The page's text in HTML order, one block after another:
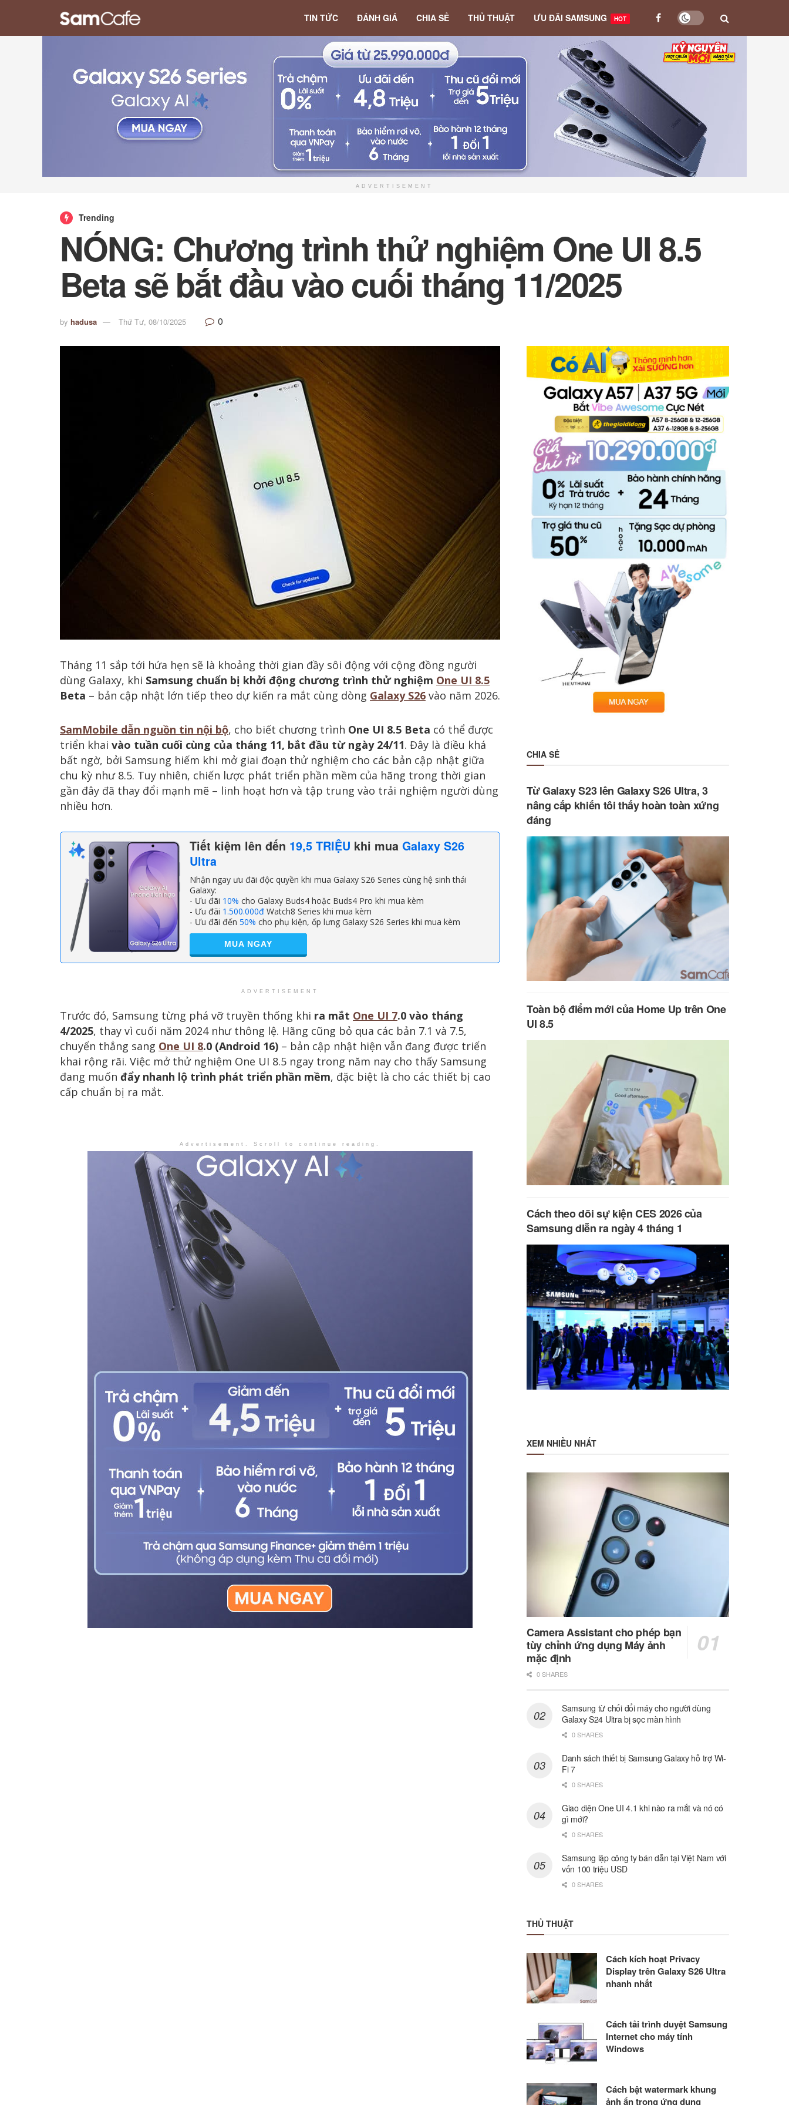
TIN TỨC ĐÁNH GIÁ CHIA SẺ THỦ THUẬT ƯU ĐÃI SAMSUNG HOT
ADVERTISEMENT
Trending
NÓNG: Chương trình thử nghiệm One UI 8.5
Beta sẽ bắt đầu vào cuối tháng 11/2025
by hadusa Thứ Tư, 08/10/2025 0
Tháng 11 sắp tới hứa hẹn sẽ là khoảng thời gian đầy sôi động với cộng đồng người
dùng Galaxy, khi Samsung chuẩn bị khởi động chương trình thử nghiệm One UI 8.5
Beta – bản cập nhật lớn tiếp theo dự kiến ra mắt cùng dòng Galaxy S26 vào năm 2026.
SamMobile dẫn nguồn tin nội bộ, cho biết chương trình One UI 8.5 Beta có thể được
triển khai vào tuần cuối cùng của tháng 11, bắt đầu từ ngày 24/11. Đây là điều khá
bất ngờ, bởi Samsung hiếm khi mở giai đoạn thử nghiệm cho các bản cập nhật giữa
chu kỳ như 8.5. Tuy nhiên, chiến lược phát triển phần mềm của hãng trong thời gian
gần đây đã thay đổi mạnh mẽ – linh hoạt hơn và tập trung vào trải nghiệm người dùng
nhiều hơn.
Tiết kiệm lên đến 19,5 TRIỆU khi mua Galaxy S26
Ultra
Nhận ngay ưu đãi độc quyền khi mua Galaxy S26 Series cùng hệ sinh thái
Galaxy:
- Ưu đãi 10% cho Galaxy Buds4 hoặc Buds4 Pro khi mua kèm
- Ưu đãi 1.500.000đ Watch8 Series khi mua kèm
- Ưu đãi đến 50% cho phụ kiện, ốp lưng Galaxy S26 Series khi mua kèm
MUA NGAY
ADVERTISEMENT
Trước đó, Samsung từng phá vỡ truyền thống khi ra mắt One UI 7.0 vào tháng
4/2025, thay vì cuối năm 2024 như thông lệ. Hãng cũng bỏ qua các bản 7.1 và 7.5,
chuyển thẳng sang One UI 8.0 (Android 16) – bản cập nhật hiện vẫn đang được triển
khai rộng rãi. Việc mở thử nghiệm One UI 8.5 ngay trong năm nay cho thấy Samsung
đang muốn đẩy nhanh lộ trình phát triển phần mềm, đặc biệt là cho các thiết bị cao
cấp chuẩn bị ra mắt.
Advertisement. Scroll to continue reading.
CHIA SẺ
Từ Galaxy S23 lên Galaxy S26 Ultra, 3
nâng cấp khiến tôi thấy hoàn toàn xứng
đáng
Toàn bộ điểm mới của Home Up trên One
UI 8.5
Cách theo dõi sự kiện CES 2026 của
Samsung diễn ra ngày 4 tháng 1
XEM NHIỀU NHẤT
Camera Assistant cho phép bạn
tùy chỉnh ứng dụng Máy ảnh
mặc định
0 SHARES
Samsung từ chối đổi máy cho người dùng
Galaxy S24 Ultra bị sọc màn hình
0 SHARES
Danh sách thiết bị Samsung Galaxy hỗ trợ Wi-
Fi 7
0 SHARES
Giao diện One UI 4.1 khi nào ra mắt và nó có
gì mới?
0 SHARES
Samsung lập công ty bán dẫn tại Việt Nam với
vốn 100 triệu USD
0 SHARES
THỦ THUẬT
Cách kích hoạt Privacy
Display trên Galaxy S26 Ultra
nhanh nhất
Cách tải trình duyệt Samsung
Internet cho máy tính
Windows
Cách bật watermark khung
ảnh ẩn trong ứng dụng